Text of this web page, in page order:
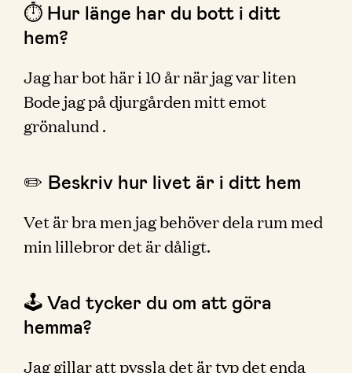
⏱ Hur länge har du bott i ditt
hem?
Jag har bot här i 10 år när jag var liten
Bode jag på djurgården mitt emot
grönalund .
✏️ Beskriv hur livet är i ditt hem
Vet är bra men jag behöver dela rum med
min lillebror det är dåligt.
🕹 Vad tycker du om att göra
hemma?
Jag gillar att pyssla det är typ det enda